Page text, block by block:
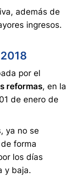
además de
ingresos.
por el
reformas, en la
de enero de
ya no se
forma
los días
y baja.